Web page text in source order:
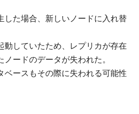
した場合、新しいノードに入れ替
動していたため、レプリカが存在
ードのデータが失われた。
ベースもその際に失われる可能性